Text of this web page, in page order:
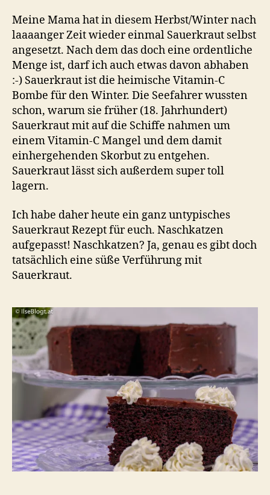
Meine Mama hat in diesem Herbst/Winter nach
laaaanger Zeit wieder einmal Sauerkraut selbst
angesetzt. Nach dem das doch eine ordentliche
Menge ist, darf ich auch etwas davon abhaben
:-) Sauerkraut ist die heimische Vitamin-C
Bombe für den Winter. Die Seefahrer wussten
schon, warum sie früher (18. Jahrhundert)
Sauerkraut mit auf die Schiffe nahmen um
einem Vitamin-C Mangel und dem damit
einhergehenden Skorbut zu entgehen.
Sauerkraut lässt sich außerdem super toll
lagern.
Ich habe daher heute ein ganz untypisches
Sauerkraut Rezept für euch. Naschkatzen
aufgepasst! Naschkatzen? Ja, genau es gibt doch
tatsächlich eine süße Verführung mit
Sauerkraut.